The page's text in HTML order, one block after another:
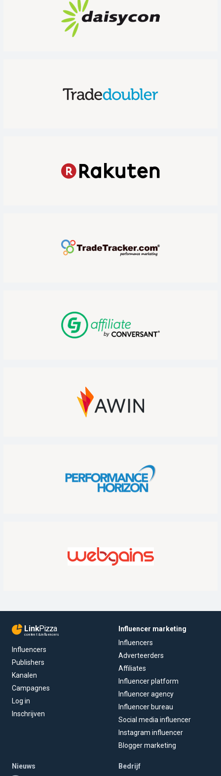
LinkPizza
content & influencers
Influencers
Publishers
Kanalen
Campagnes
Log in
Inschrijven
Influencer marketing
Influencers
Adverteerders
Affiliates
Influencer platform
Influencer agency
Influencer bureau
Social media influencer
Instagram influencer
Blogger marketing
Nieuws
Bedrijf